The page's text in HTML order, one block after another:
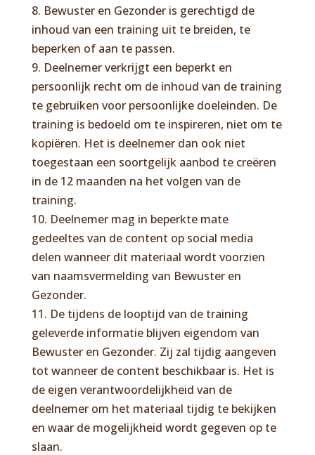
8. Bewuster en Gezonder is gerechtigd de
inhoud van een training uit te breiden, te
beperken of aan te passen.
9. Deelnemer verkrijgt een beperkt en
persoonlijk recht om de inhoud van de training
te gebruiken voor persoonlijke doeleinden. De
training is bedoeld om te inspireren, niet om te
kopiëren. Het is deelnemer dan ook niet
toegestaan een soortgelijk aanbod te creëren
in de 12 maanden na het volgen van de
training.
10. Deelnemer mag in beperkte mate
gedeeltes van de content op social media
delen wanneer dit materiaal wordt voorzien
van naamsvermelding van Bewuster en
Gezonder.
11. De tijdens de looptijd van de training
geleverde informatie blijven eigendom van
Bewuster en Gezonder. Zij zal tijdig aangeven
tot wanneer de content beschikbaar is. Het is
de eigen verantwoordelijkheid van de
deelnemer om het materiaal tijdig te bekijken
en waar de mogelijkheid wordt gegeven op te
slaan.